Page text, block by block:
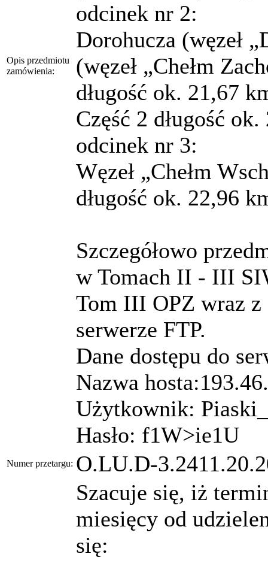
Opis przedmiotu
zamówienia:
odcinek nr 2:
Dorohucza (węzeł
(węzeł „Chełm
długość ok. 21,67
Część 2 długość
odcinek nr 3:
Węzeł „Chełm
długość ok. 22,96
Szczegółowo
w Tomach II - III
Tom III OPZ wraz z
serwerze FTP.
Dane dostępu do
Nazwa
Użytkownik:
Hasło: f1W>ie1U
Numer przetargu: O.LU.D-
Szacuje się, iż
miesięcy od
się: